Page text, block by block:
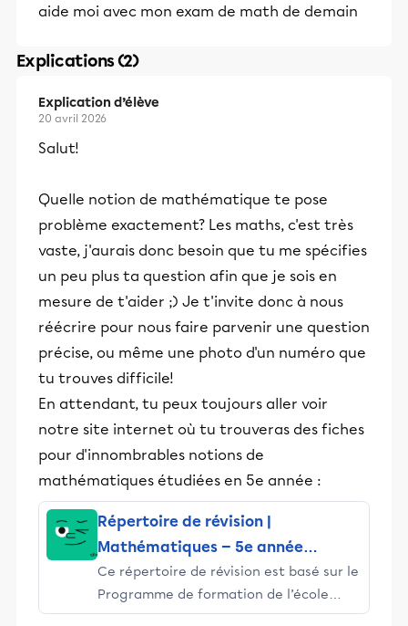
aide moi avec mon exam de math de demain
Explications (2)
Explication d’élève
20 avril 2026
Salut!
Quelle notion de mathématique te pose
problème exactement? Les maths, c'est très
vaste, j'aurais donc besoin que tu me spécifies
un peu plus ta question afin que je sois en
mesure de t'aider ;) Je t'invite donc à nous
réécrire pour nous faire parvenir une question
précise, ou même une photo d'un numéro que
tu trouves difficile!
En attendant, tu peux toujours aller voir
notre site internet où tu trouveras des fiches
pour d'innombrables notions de
mathématiques étudiées en 5e année :
Répertoire de révision |
Mathématiques — 5e année
primaire
Ce répertoire de révision est basé sur le
Programme de formation de l’école
québécoise du ministère de l’Éducation